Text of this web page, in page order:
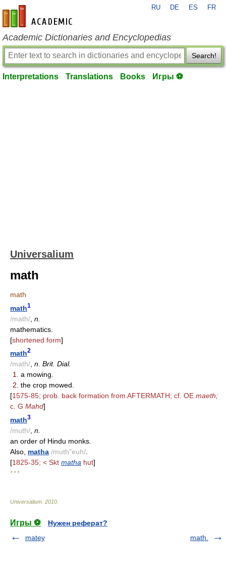
en-academic.com
RU DE ES FR
Academic Dictionaries and Encyclopedias
Search!
Interpretations Translations Books Игры ⚽
Universalium
math
math
math1
/math/ n.
mathematics.
[shortened form]
math2
/math/, n. Brit. Dial.
1. a mowing.
2. the crop mowed.
[1575-85; prob. back formation from AFTERMATH; cf. OE maeth;
c. G Mahd]
math3
/muth/ n.
an order of Hindu monks.
Also, matha /muth"euh/
[1825-35; < Skt matha hut]
* * *
Universalium 2010
Игры ⚽
Нужен реферат?
matey
math.